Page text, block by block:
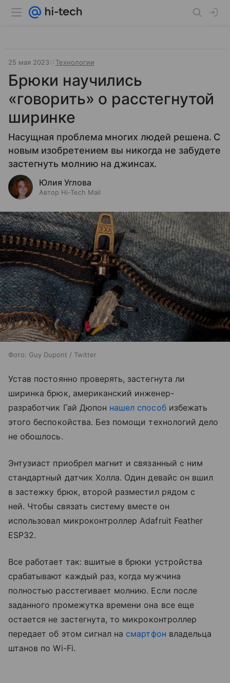
25 мая 2023 Технологии
Брюки научились
«говорить» о расстегнутой
ширинке
Насущная проблема многих людей решена. С
новым изобретением вы никогда не забудете
застегнуть молнию на джинсах.
Юлия Углова
Автор Hi-Tech Mail
Фото: Guy Dupont / Twitter
Устав постоянно проверять, застегнута ли
ширинка брюк, американский инженер-
разработчик Гай Дюпон нашел способизбежать
этого беспокойства. Без помощи технологий дело
не обошлось.
Энтузиаст приобрел магнит и связанный с ним
стандартный датчик Холла. Один девайс он вшил
в застежку брюк, второй разместил рядом с
ней. Чтобы связать систему вместе он
использовал микроконтроллер Adafruit Feather
ESP32.
Все работает так: вшитые в брюки устройства
срабатывают каждый раз, когда мужчина
полностью расстегивает молнию. Если после
заданного промежутка времени она все еще
остается не застегнута, то микроконтроллер
передает об этом сигнал на смартфон владельца
штанов по Wi-Fi.